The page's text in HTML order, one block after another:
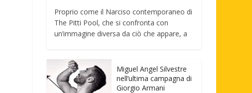
Proprio come il Narciso contemporaneo di
The Pitti Pool, che si confronta con
un’immagine diversa da ciò che appare, a
Miguel Angel Silvestre
nell’ultima campagna di
Giorgio Armani